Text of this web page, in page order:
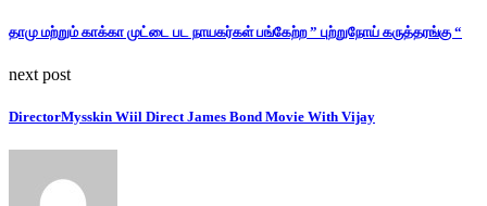
தாமு மற்றும் காக்கா முட்டை பட நாயகர்கள் பங்கேற்ற ” புற்றுநோய் கருத்தரங்கு “
next post
DirectorMysskin Wiil Direct James Bond Movie With Vijay